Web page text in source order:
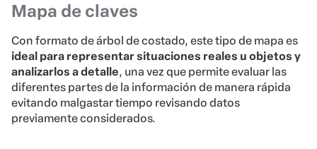
Mapa de claves
Con formato de árbol de costado, este tipo de mapa es
ideal para representar situaciones reales u objetos y
analizarlos a detalle, una vez que permite evaluar las
diferentes partes de la información de manera rápida
evitando malgastar tiempo revisando datos
previamente considerados.